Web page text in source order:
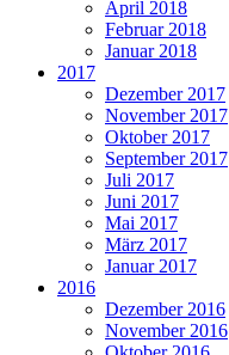
April 2018
Februar 2018
Januar 2018
2017
Dezember 2017
November 2017
Oktober 2017
September 2017
Juli 2017
Juni 2017
Mai 2017
März 2017
Januar 2017
2016
Dezember 2016
November 2016